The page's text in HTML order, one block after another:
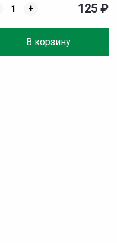
+
В корзину
125 ₽